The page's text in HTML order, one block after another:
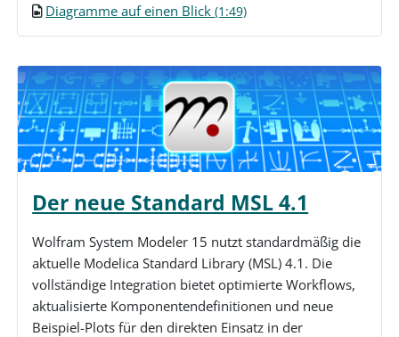
Diagramme auf einen Blick(1:49)
Der neue Standard MSL 4.1
Wolfram System Modeler 15 nutzt standardmäßig die
aktuelle Modelica Standard Library (MSL) 4.1. Die
vollständige Integration bietet optimierte Workflows,
aktualisierte Komponentendefinitionen und neue
Beispiel-Plots für den direkten Einsatz in der